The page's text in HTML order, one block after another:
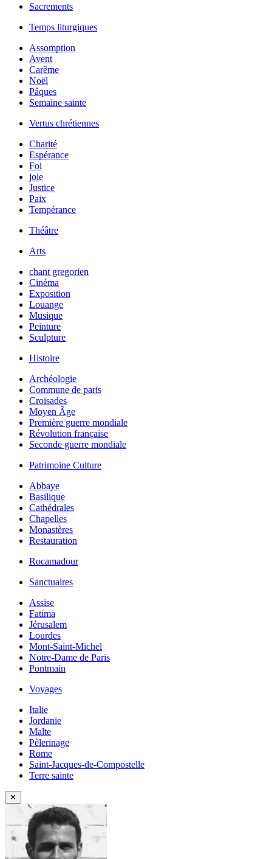
Sacrements
Temps liturgiques
Assomption
Avent
Carême
Noël
Pâques
Semaine sainte
Vertus chrétiennes
Charité
Espérance
Foi
joie
Justice
Paix
Tempérance
Théâtre
Arts
chant gregorien
Cinéma
Exposition
Louange
Musique
Peinture
Sculpture
Histoire
Archéologie
Commune de paris
Croisades
Moyen Âge
Première guerre mondiale
Révolution française
Seconde guerre mondiale
Patrimoine Culture
Abbaye
Basilique
Cathédrales
Chapelles
Monastères
Restauration
Rocamadour
Sanctuaires
Assise
Fatima
Jérusalem
Lourdes
Mont-Saint-Michel
Notre-Dame de Paris
Pontmain
Voyages
Italie
Jordanie
Malte
Pèlerinage
Rome
Saint-Jacques-de-Compostelle
Terre sainte
✕